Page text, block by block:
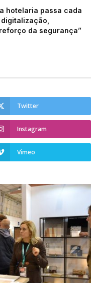
hotelaria passa cada
da segurança”
Twitter
Instagram
Vimeo